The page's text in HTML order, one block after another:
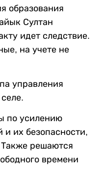
образования
Султан
идет следствие.
на учете не
управления
по усилению
их безопасности,
Также решаются
времени